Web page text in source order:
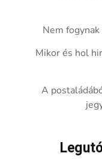
Nem
Mikor és hol
A